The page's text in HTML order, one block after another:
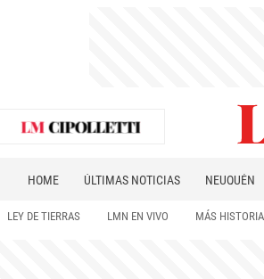
HOME ÚLTIMAS NOTICIAS NEUQUÉN
LEY DE TIERRAS LMN EN VIVO MÁS